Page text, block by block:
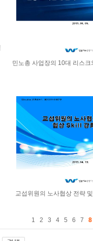
민노총 사업장의 10대 리스
교섭위원의 노사협상 전략
1 2 3 4 5 6 7 8